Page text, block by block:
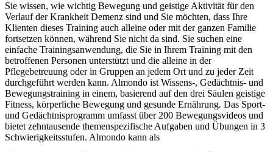
Sie wissen, wie wichtig Bewegung und geistige Aktivität für den
Verlauf der Krankheit Demenz sind und Sie möchten, dass Ihre
Klienten dieses Training auch alleine oder mit der ganzen Familie
fortsetzen können, während Sie nicht da sind. Sie suchen eine
einfache Trainingsanwendung, die Sie in Ihrem Training mit den
betroffenen Personen unterstützt und die alleine in der
Pflegebetreuung oder in Gruppen an jedem Ort und zu jeder Zeit
durchgeführt werden kann. Almondo ist Wissens-, Gedächtnis- und
Bewegungstraining in einem, basierend auf den drei Säulen geistige
Fitness, körperliche Bewegung und gesunde Ernährung. Das Sport-
und Gedächtnisprogramm umfasst über 200 Bewegungsvideos und
bietet zehntausende themenspezifische Aufgaben und Übungen in 3
Schwierigkeitsstufen. Almondo kann als